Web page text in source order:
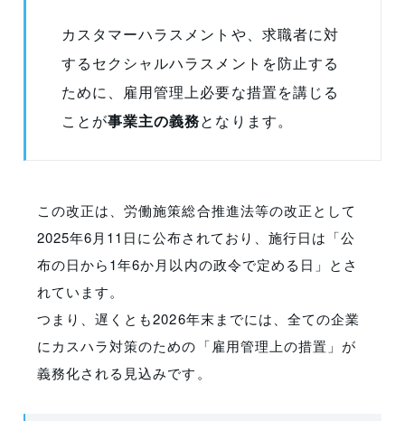
カスタマーハラスメントや、求職者に対
するセクシャルハラスメントを防止する
ために、雇用管理上必要な措置を講じる
ことが事業主の義務となります。
この改正は、労働施策総合推進法等の改正として
2025年6月11日に公布されており、施行日は「公
布の日から1年6か月以内の政令で定める日」とさ
れています。
つまり、遅くとも2026年末までには、全ての企業
にカスハラ対策のための「雇用管理上の措置」が
義務化される見込みです。